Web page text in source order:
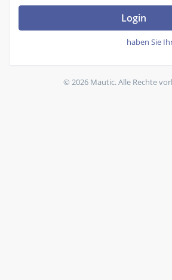
Login
haben Sie
© 2026 Mautic. Alle Rechte